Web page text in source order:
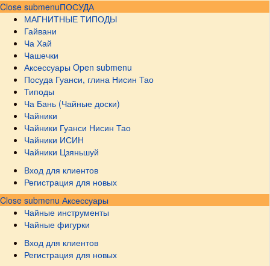
Close submenuПОСУДА
МАГНИТНЫЕ ТИПОДЫ
Гайвани
Ча Хай
Чашечки
Аксессуары Open submenu
Посуда Гуанси, глина Нисин Тао
Типоды
Ча Бань (Чайные доски)
Чайники
Чайники Гуанси Нисин Тао
Чайники ИСИН
Чайники Цзяньшуй
Вход для клиентов
Регистрация для новых
Close submenu Аксессуары
Чайные инструменты
Чайные фигурки
Вход для клиентов
Регистрация для новых